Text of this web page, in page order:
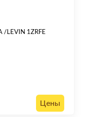
/LEVIN 1ZRFE
Цены